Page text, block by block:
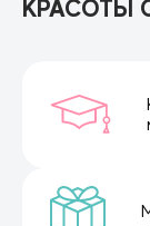
КРАСОТЫ